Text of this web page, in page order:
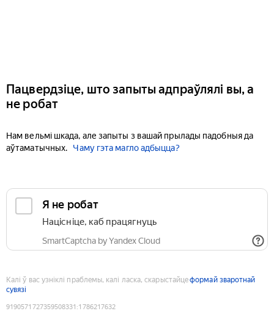
Пацвердзіце, што запыты адпраўлялі вы, а
не робат
Нам вельмі шкада, але запыты з вашай прылады падобныя да
аўтаматычных.
Чаму гэта магло адбыцца?
Я не робат
Націсніце, каб працягнуць
SmartCaptcha by Yandex Cloud
Калі ў вас узніклі праблемы, калі ласка, скарыстайцеформай зваротнай
сувязі
9190571727359508331 :1786217632